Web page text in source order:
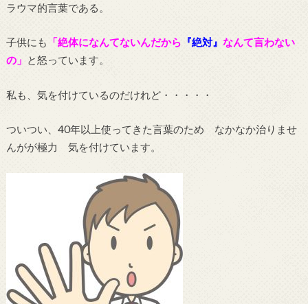
ラウマ的言葉である。
子供にも 「絶体になんてないんだから 『絶対』 なんて言わない
の」 と怒っています。
私も、気を付けているのだけれど・・・・・
ついつい、40年以上使ってきた言葉のため なかなか治りませ
んがが極力 気を付けています。